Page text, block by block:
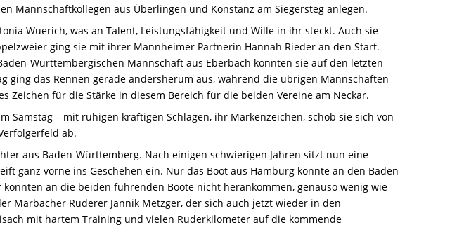
Mannschaftkollegen aus Überlingen und Konstanz am Siegersteg anlegen.
Wuerich, was an Talent, Leistungsfähigkeit und Wille in ihr steckt. Auch sie
ging sie mit ihrer Mannheimer Partnerin Hannah Rieder an den Start.
Württembergischen Mannschaft aus Eberbach konnten sie auf den letzten
ging das Rennen gerade andersherum aus, während die übrigen Mannschaften
Zeichen für die Stärke in diesem Bereich für die beiden Vereine am Neckar.
Samstag – mit ruhigen kräftigen Schlägen, ihr Markenzeichen, schob sie sich von
ab.
aus Baden-Württemberg. Nach einigen schwierigen Jahren sitzt nun eine
ganz vorne ins Geschehen ein. Nur das Boot aus Hamburg konnte an den Baden-
an die beiden führenden Boote nicht herankommen, genauso wenig wie
Marbacher Ruderer Jannik Metzger, der sich auch jetzt wieder in den
mit hartem Training und vielen Ruderkilometer auf die kommende